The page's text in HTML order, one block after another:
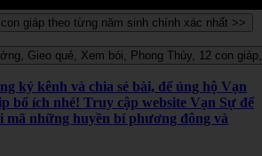
ký kênh và chia sẻ bài, để ủng hộ Vạn
bổ ích nhé! Truy cập website Vạn Sự để
mã những huyền bí phương đông và